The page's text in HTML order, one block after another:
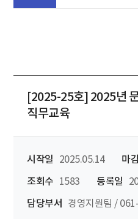
[2025-25호] 2025년
직무교육
시작일 2025.05.14 마
조회수
1583 등록일
담당부서
경영지원팀 /